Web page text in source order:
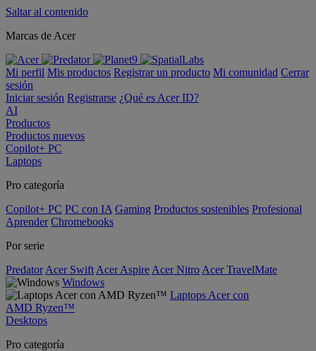
Saltar al contenido
Marcas de Acer
Mi perfil Mis productos Registrar un producto Mi comunidad Cerrar
sesión
Iniciar sesión Registrarse ¿Qué es Acer ID?
AI
Productos
Productos nuevos
Copilot+ PC
Laptops
Pro categoría
Copilot+ PC PC con IA Gaming Productos sostenibles Profesional
Aprender Chromebooks
Por serie
Predator Acer Swift Acer Aspire Acer Nitro Acer TravelMate
Windows
Laptops Acer con
AMD Ryzen™
Desktops
Pro categoría